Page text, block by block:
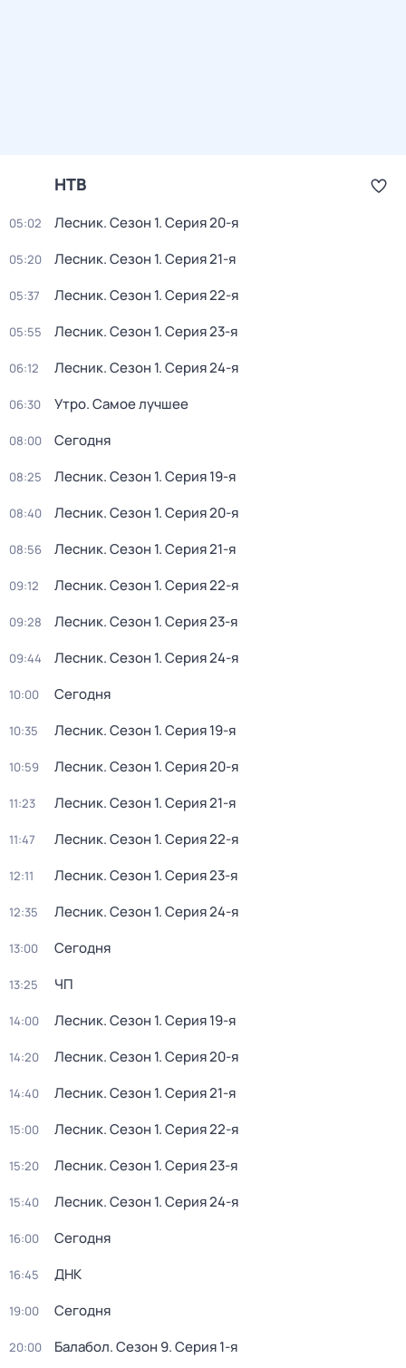
НТВ
05:02 Лесник. Сезон 1. Серия 20-я
05:20 Лесник. Сезон 1. Серия 21-я
05:37 Лесник. Сезон 1. Серия 22-я
05:55 Лесник. Сезон 1. Серия 23-я
06:12 Лесник. Сезон 1. Серия 24-я
06:30 Утро. Самое лучшее
08:00 Сегодня
08:25 Лесник. Сезон 1. Серия 19-я
08:40 Лесник. Сезон 1. Серия 20-я
08:56 Лесник. Сезон 1. Серия 21-я
09:12 Лесник. Сезон 1. Серия 22-я
09:28 Лесник. Сезон 1. Серия 23-я
09:44 Лесник. Сезон 1. Серия 24-я
10:00 Сегодня
10:35 Лесник. Сезон 1. Серия 19-я
10:59 Лесник. Сезон 1. Серия 20-я
11:23 Лесник. Сезон 1. Серия 21-я
11:47 Лесник. Сезон 1. Серия 22-я
12:11 Лесник. Сезон 1. Серия 23-я
12:35 Лесник. Сезон 1. Серия 24-я
13:00 Сегодня
13:25 ЧП
14:00 Лесник. Сезон 1. Серия 19-я
14:20 Лесник. Сезон 1. Серия 20-я
14:40 Лесник. Сезон 1. Серия 21-я
15:00 Лесник. Сезон 1. Серия 22-я
15:20 Лесник. Сезон 1. Серия 23-я
15:40 Лесник. Сезон 1. Серия 24-я
16:00 Сегодня
16:45 ДНК
19:00 Сегодня
20:00 Балабол. Сезон 9. Серия 1-я